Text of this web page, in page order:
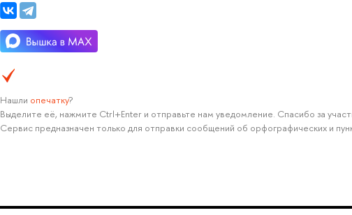
Нашли опечатку?
Выделите её, нажмите Ctrl+Enter и отправьте нам уведомление. Спасибо за
Сервис предназначен только для отправки сообщений об орфографических и